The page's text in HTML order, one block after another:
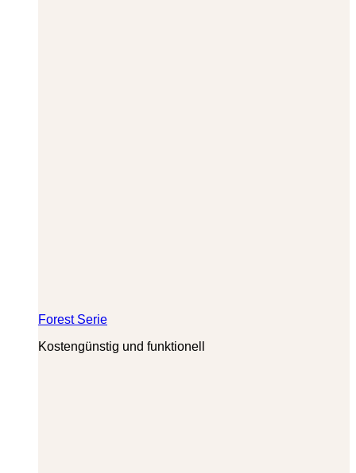
Forest Serie
Kostengünstig und funktionell